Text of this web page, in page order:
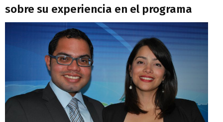
sobre su experiencia en el programa